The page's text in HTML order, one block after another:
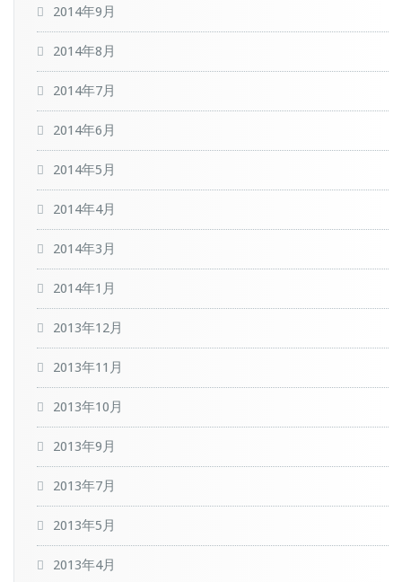
2014年9月
2014年8月
2014年7月
2014年6月
2014年5月
2014年4月
2014年3月
2014年1月
2013年12月
2013年11月
2013年10月
2013年9月
2013年7月
2013年5月
2013年4月